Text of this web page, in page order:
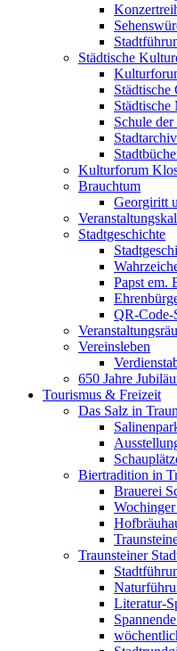
Städtische
Städtische
Städtische
Schule der
Stadtarchiv
Kulturforum
Brauchtum
Georgiritt
Stadtgeschichte
Papst em.
QR-Code-
Vereinsleben
650 Jahre
Tourismus & Freizeit
Das Salz in
Biertradition in
Brauerei
Traunsteiner
Literatur-